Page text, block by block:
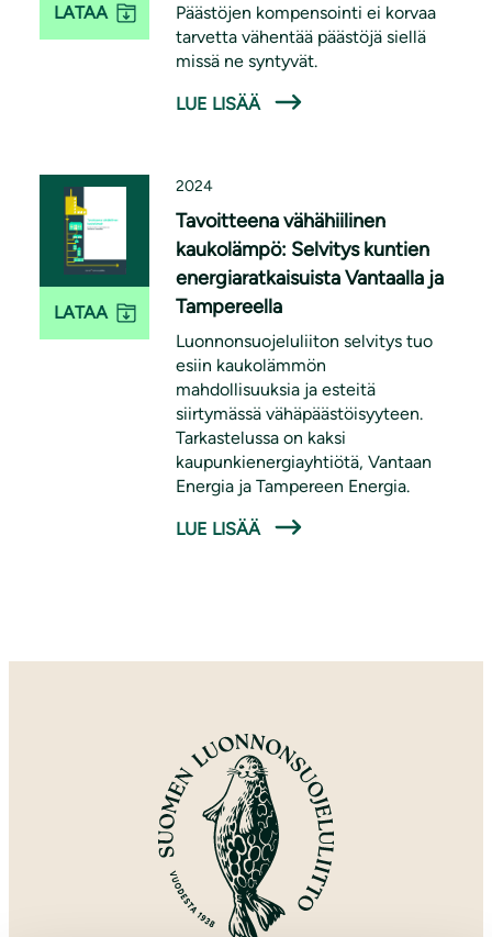
LATAA
Päästöjen kompensointi ei korvaa
tarvetta vähentää päästöjä siellä
missä ne syntyvät.
LUE LISÄÄ
LATAA
2024
Tavoitteena vähähiilinen
kaukolämpö: Selvitys kuntien
energiaratkaisuista Vantaalla ja
Tampereella
Luonnonsuojeluliiton selvitys tuo
esiin kaukolämmön
mahdollisuuksia ja esteitä
siirtymässä vähäpäästöisyyteen.
Tarkastelussa on kaksi
kaupunkienergiayhtiötä, Vantaan
Energia ja Tampereen Energia.
LUE LISÄÄ